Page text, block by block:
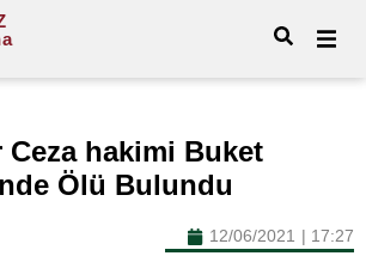
Ceza hakimi Buket
Ölü Bulundu
12/06/2021 | 17:27